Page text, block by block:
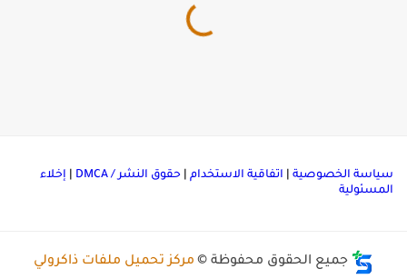
الخصوصية|اتفاقية الاستخدام|حقوق النشر / DMCA |إخلاء
جميع الحقوق محفوظة © مركز تحميل ملفات ذاكرولي